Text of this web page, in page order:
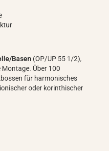
Basen (OP/UP 55 1/2),
Montage. Über 100
für harmonisches
oder korinthischer